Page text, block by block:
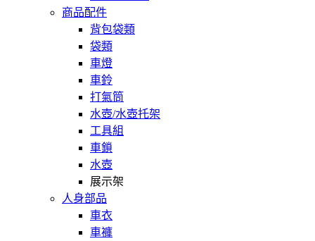
商品配件
背包袋類
袋類
車燈
車鈴
打氣筒
水壺/水壺托架
工具組
車鎖
水壺
展示架
人身部品
車衣
車褲